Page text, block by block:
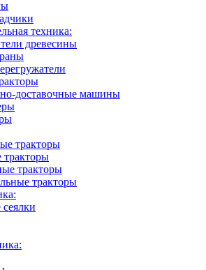
техника:
древесины
доставочные машины
тракторы
тракторы
тракторы
тракторы